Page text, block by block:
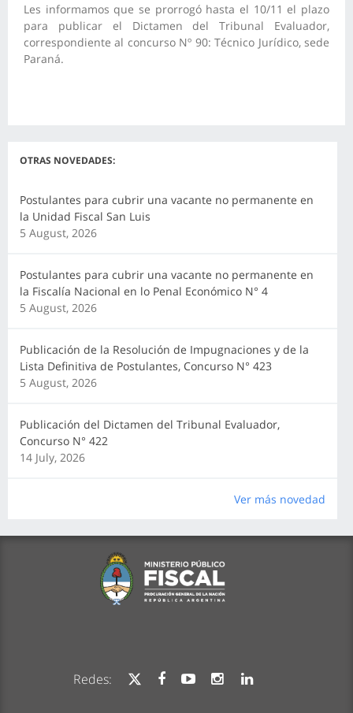
Les informamos que se prorrogó hasta el 10/11 el plazo
para publicar el Dictamen del Tribunal Evaluador,
correspondiente al concurso Nº 90: Técnico Jurídico, sede
Paraná.
OTRAS NOVEDADES:
Postulantes para cubrir una vacante no permanente en
la Unidad Fiscal San Luis
5 August, 2026
Postulantes para cubrir una vacante no permanente en
la Fiscalía Nacional en lo Penal Económico N° 4
5 August, 2026
Publicación de la Resolución de Impugnaciones y de la
Lista Definitiva de Postulantes, Concurso N° 423
5 August, 2026
Publicación del Dictamen del Tribunal Evaluador,
Concurso N° 422
14 July, 2026
Ver más novedad
Redes: